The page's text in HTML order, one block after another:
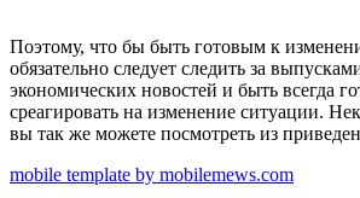
Поэтому, что бы быть готовым к
обязательно следует следить за
экономических новостей и быть всегда
среагировать на изменение ситуации.
вы так же можете посмотреть из
mobile template by mobilemews.com